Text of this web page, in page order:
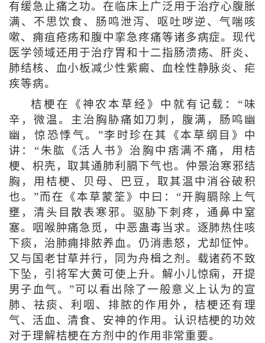
有缓急止痛之功。在临床上广泛用于治疗心腹胀
满、不思饮食、肠鸣泄泻、呕吐哕逆、气喘咳
嗽、痈疽疮疡和腹中挛急疼痛等诸多病症。现代
医学领域还用于治疗胃和十二指肠溃疡、肝炎、
肺结核、血小板减少性紫癜、血栓性静脉炎、疟
疾等病。
桔梗在《神农本草经》中就有记载：“味
辛，微温。主治胸胁痛如刀刺，腹满，肠鸣幽
幽，惊恐悸气。”李时珍在其《本草纲目》中
讲：“朱肱《活人书》治胸中痞满不痛，用桔
梗、枳壳，取其通肺利膈下气也。仲景治寒邪结
胸，用桔梗、贝母、巴豆，取其温中消谷破积
也。”而在《本草蒙筌》中曰：“开胸膈除上气
壅，清头目散表寒邪。驱胁下刺疼，通鼻中窒
塞。咽喉肿痛急觅，中恶蛊毒当求。逐肺热住咳
下痰，治肺痈排脓养血。仍消恚怒，尤却怔忡。
又与国老甘草并行，同为舟楫之剂。载诸药不致
下坠，引将军大黄可使上升。解小儿惊痫，开提
男子血气。”可以看出除了一般意义上认为的宣
肺、祛痰、利咽、排脓的作用外，桔梗还有理
气、活血、清食、安神的作用。认识桔梗的功效
对于理解桔梗在方剂中的作用非常重要。